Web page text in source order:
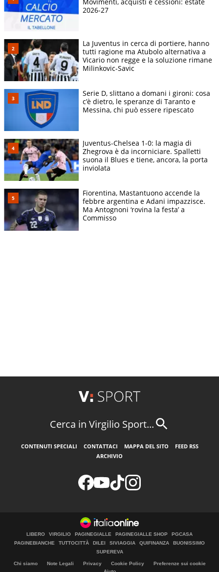
2026-27
La Juventus in cerca di portiere, hanno
tutti ragione ma Atubolo alternativa a
Vicario non regge e la soluzione rimane
Milinkovic-Savic
Serie D, slittano a domani i gironi: cosa
c’è dietro, le speranze di Taranto e
Messina, chi può essere ripescato
Juventus-Chelsea 1-0: la magia di
Zhegrova è da incorniciare. Spalletti
suona il Blues e tiene, ancora, la porta
inviolata
Fiorentina, Mastantuono accende la
febbre argentina e Adani impazzisce.
Ma Antognoni ‘rovina la festa’ a
Commisso
Cerca in Virgilio Sport...
CONTENUTI SPECIALI CONTATTACI MAPPA DEL SITO
FEED RSS
ARCHIVIO
LIBERO VIRGILIO PAGINEGIALLE PAGINEGIALLE SHOP
PGCASA
PAGINEBIANCHE
TUTTOCITTÀ DILEI SIVIAGGIA QUIFINANZA
BUONISSIMO
SUPEREVA
Chi siamo Note Legali Privacy Cookie Policy
Preferenze sui cookie